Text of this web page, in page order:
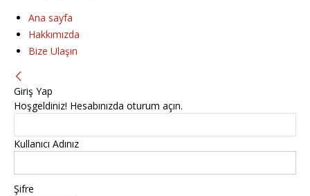
Ana sayfa
Hakkımızda
Bize Ulaşın
Giriş Yap
Hoşgeldiniz! Hesabınızda oturum açın.
Kullanıcı Adınız
Şifre